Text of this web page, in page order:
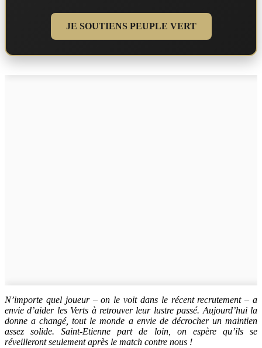
JE SOUTIENS PEUPLE VERT
N’importe quel joueur – on le voit dans le récent recrutement – a
envie d’aider les Verts à retrouver leur lustre passé. Aujourd’hui la
donne a changé, tout le monde a envie de décrocher un maintien
assez solide. Saint-Etienne part de loin, on espère qu’ils se
réveilleront seulement après le match contre nous !